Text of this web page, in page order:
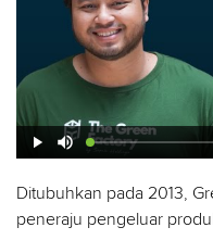
play_arrow volume_up
Ditubuhkan pada 2013,
peneraju pengeluar